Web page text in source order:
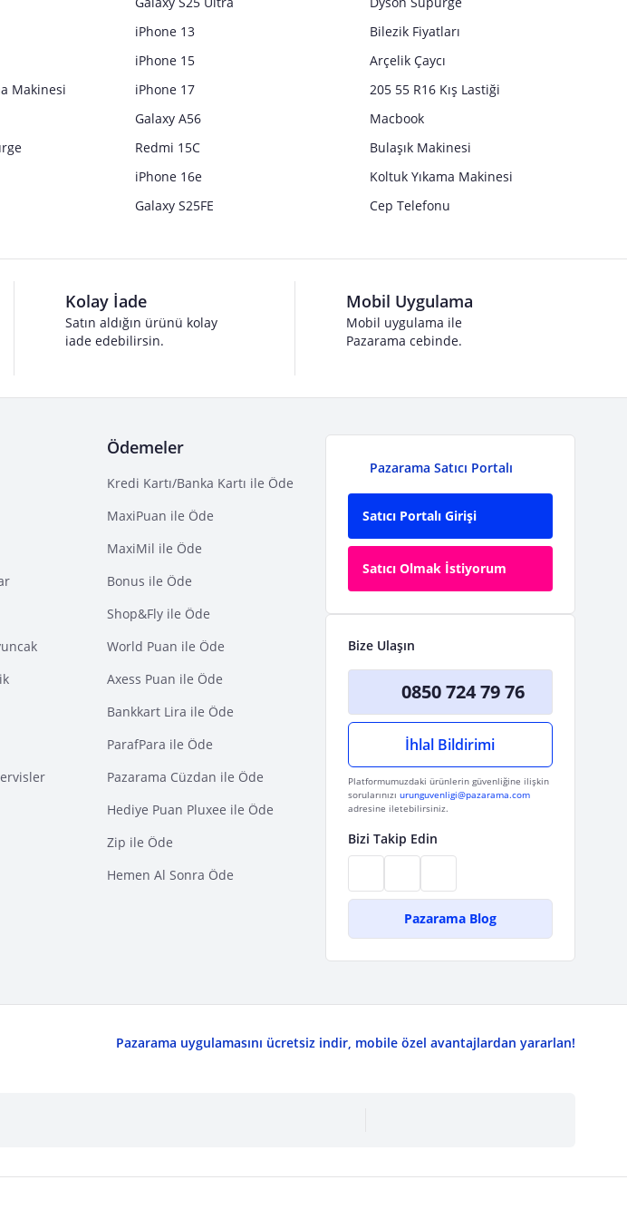
Makinesi
iPhone 13
iPhone 15
iPhone 17
Galaxy A56
Redmi 15C
iPhone 16e
Galaxy S25FE
Bilezik Fiyatları
Arçelik Çaycı
205 55 R16 Kış Lastiği
Macbook
Bulaşık Makinesi
Koltuk Yıkama Makinesi
Cep Telefonu
Kolay İade
Satın aldığın ürünü kolay
iade edebilirsin.
Mobil Uygulama
Mobil uygulama ile
Pazarama cebinde.
Ödemeler
Kredi Kartı/Banka Kartı ile Öde
MaxiPuan ile Öde
MaxiMil ile Öde
Bonus ile Öde
Shop&Fly ile Öde
World Puan ile Öde
Axess Puan ile Öde
Bankkart Lira ile Öde
ParafPara ile Öde
Pazarama Cüzdan ile Öde
Hediye Puan Pluxee ile Öde
Zip ile Öde
Hemen Al Sonra Öde
Pazarama Satıcı Portalı
Satıcı Portalı Girişi
Satıcı Olmak İstiyorum
Bize Ulaşın
0850 724 79 76
İhlal Bildirimi
Platformumuzdaki ürünlerin güvenliğine ilişkin
sorularınızı urunguvenligi@pazarama.com
adresine iletebilirsiniz.
Bizi Takip Edin
Pazarama Blog
Pazarama uygulamasını ücretsiz indir, mobile özel avantajlardan yararlan!